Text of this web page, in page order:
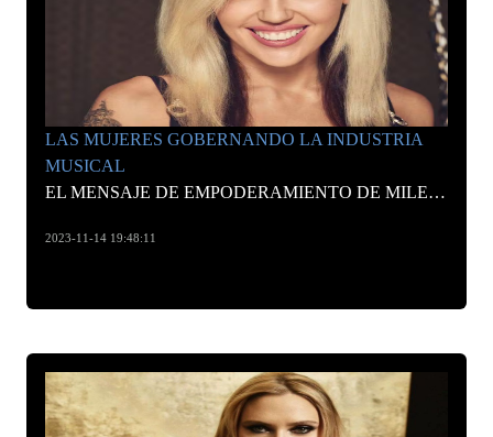
LAS MUJERES GOBERNANDO LA INDUSTRIA
MUSICAL
EL MENSAJE DE EMPODERAMIENTO DE MILEY CYRUS TRAS LAS NOMINACIONES A LOS GRAMMY
2023-11-14 19:48:11